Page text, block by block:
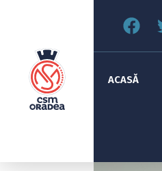
ACASĂ